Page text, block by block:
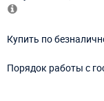
Купить по
Порядок работы с